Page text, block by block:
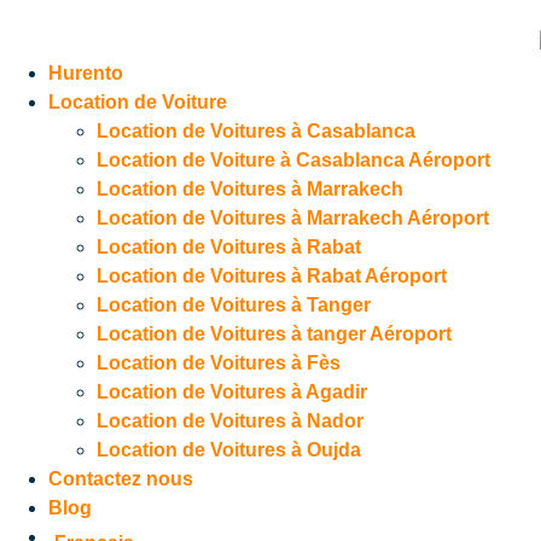
Hurento
Location de Voiture
Location de Voitures à Casablanca
Location de Voiture à Casablanca Aéroport
Location de Voitures à Marrakech
Location de Voitures à Marrakech Aéroport
Location de Voitures à Rabat
Location de Voitures à Rabat Aéroport
Location de Voitures à Tanger
Location de Voitures à tanger Aéroport
Location de Voitures à Fès
Location de Voitures à Agadir
Location de Voitures à Nador
Location de Voitures à Oujda
Contactez nous
Blog